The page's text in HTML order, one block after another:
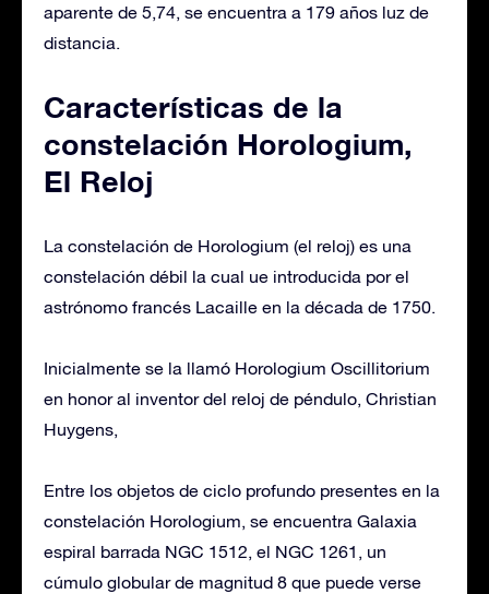
aparente de 5,74, se encuentra a 179 años luz de
distancia.
Características de la
constelación Horologium,
El Reloj
La constelación de Horologium (el reloj) es una
constelación débil la cual ue introducida por el
astrónomo francés Lacaille en la década de 1750.
Inicialmente se la llamó Horologium Oscillitorium
en honor al inventor del reloj de péndulo, Christian
Huygens,
Entre los objetos de ciclo profundo presentes en la
constelación Horologium, se encuentra Galaxia
espiral barrada NGC 1512, el NGC 1261, un
cúmulo globular de magnitud 8 que puede verse